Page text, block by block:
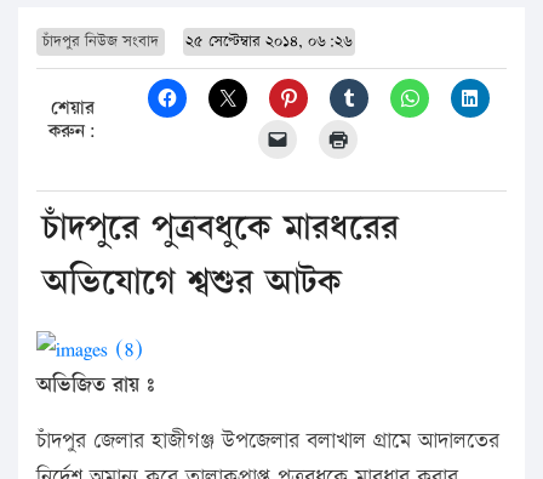
চাঁদপুর নিউজ সংবাদ ২৫ সেপ্টেম্বার ২০১৪, ০৬:২৬
শেয়ার
করুন:
চাঁদপুরে পুত্রবধুকে মারধরের
অভিযোগে শ্বশুর আটক
অভিজিত রায় ঃ
চাঁদপুর জেলার হাজীগঞ্জ উপজেলার বলাখাল গ্রামে আদালতের